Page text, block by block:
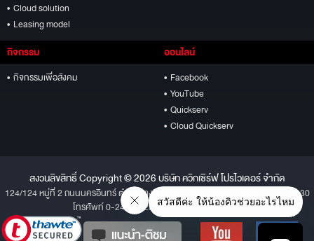
• Cloud solution
• Leasing model
กิจกรรม
• กิจกรรมเพื่อสังคม
ออนไลน์
• Facebook
• YouTube
• Quickserv
• Cloud Quickserv
สงวนลิขสิทธิ์ Copyright © 2026 บริษัท ควิกเซิร์ฟ โปรไวเดอร์ จำกัด
124/124 หมู่ที่ 2 ถนนนครอินทร์ ตำบลบางสีทอง อำเภอบางกรวย จังหวัดนนทบุรี 11130
โทรศัพท์ 0-2496-1234 โทรสาร 0-2496-1001